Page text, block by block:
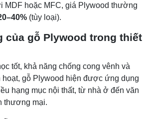
MDF hoặc MFC, giá Plywood thường
(tùy loại).
của gỗ Plywood trong thiết
tốt, khả năng chống cong vênh và
hoạt, gỗ Plywood hiện được ứng dụng
hạng mục nội thất, từ nhà ở đến văn
thương mại.